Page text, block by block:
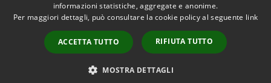
RSS
Accessibilità
Copyright © 2026 • Comune di
Bitonto • Powered by
Municipium•
Accesso
redazione
informazioni statistiche, aggregate e anonime.
Per maggiori dettagli, può consultare la cookie policy al seguente link
ACCETTA TUTTO RIFIUTA TUTTO
MOSTRA DETTAGLI